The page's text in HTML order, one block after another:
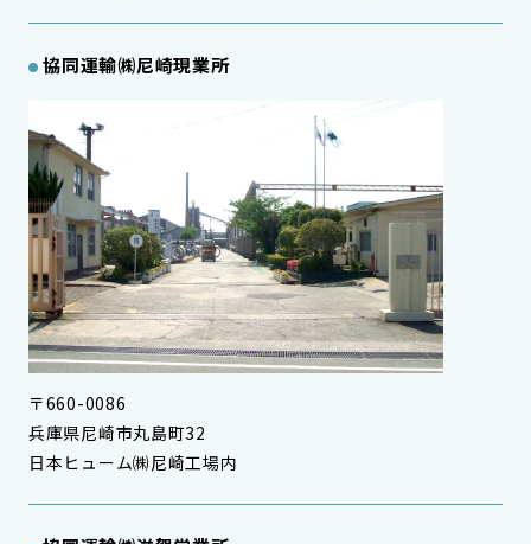
協同運輸㈱尼崎現業所
〒660-0086
兵庫県尼崎市丸島町32
日本ヒューム㈱尼崎工場内